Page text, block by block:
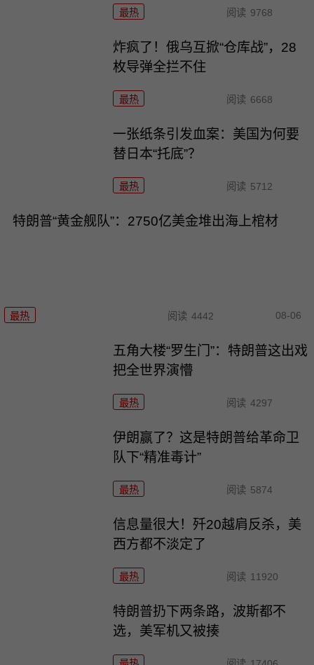
最热 阅读 9768
炸疯了！俄乌互掀“仓库战”，28
枚导弹全拦不住
最热 阅读 6668
一张纸条引发血案：美国为何要
替日本“托底”？
最热 阅读 5712
特朗普“黄金舰队”：2750亿美金堆出海上棺材
最热 阅读 4442 08-06
五角大楼“罗生门”：特朗普这出戏
把全世界演懵
最热 阅读 4297
伊朗赢了？这是特朗普给革命卫
队下“精准毒计”
最热 阅读 5874
信息量很大！歼20越肩反杀，美
西方都不淡定了
最热 阅读 11920
特朗普扔下两条路，波斯都不
选，美军机又被揍